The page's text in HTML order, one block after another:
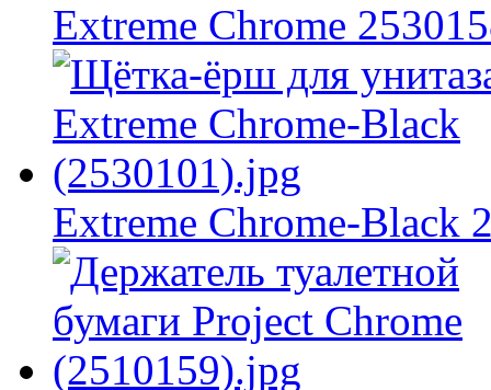
Extreme Chrome
Extreme Chrome-Black